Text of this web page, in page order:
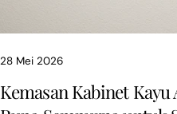
28 Mei 2026
Kemasan Kabinet